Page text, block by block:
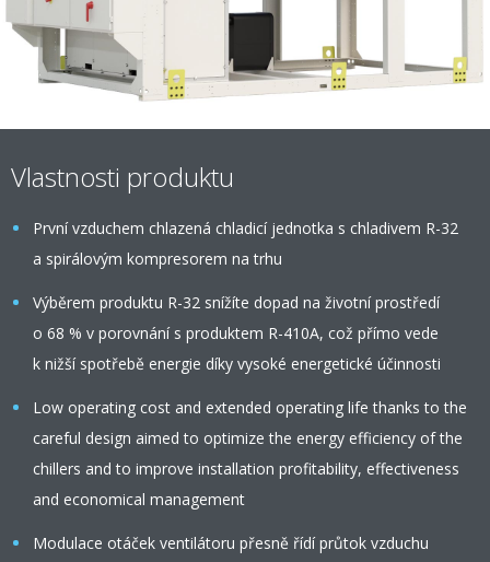
Vlastnosti produktu
První vzduchem chlazená chladicí jednotka s chladivem R-32
a spirálovým kompresorem na trhu
Výběrem produktu R-32 snížíte dopad na životní prostředí
o 68 % v porovnání s produktem R-410A, což přímo vede
k nižší spotřebě energie díky vysoké energetické účinnosti
Low operating cost and extended operating life thanks to the
careful design aimed to optimize the energy efficiency of the
chillers and to improve installation profitability, effectiveness
and economical management
Modulace otáček ventilátoru přesně řídí průtok vzduchu